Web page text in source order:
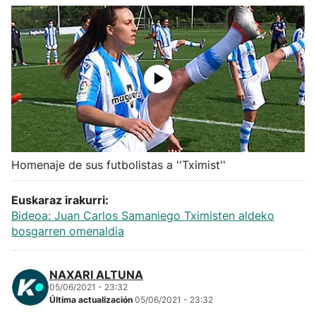
Remo
Baloncesto
Ciclismo
Herri-kirolak
Balonmano
Kirolak 360
Atletismo
Carreras de montaña
Homenaje de sus futbolistas a ''Tximist''
Euskaraz irakurri:
Bideoa: Juan Carlos Samaniego Tximisten aldeko
bosgarren omenaldia
NAXARI ALTUNA
05/06/2021 - 23:32
Última actualización 05/06/2021 - 23:32